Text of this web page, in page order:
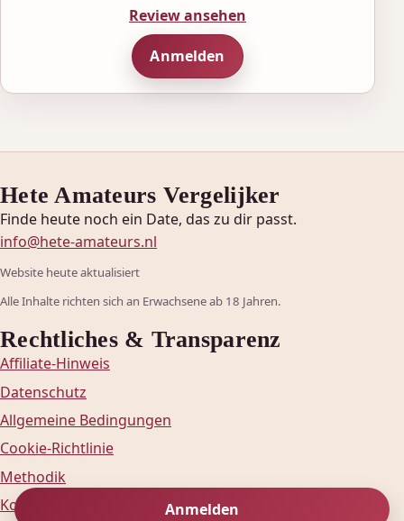
Review ansehen
Anmelden
Anmelden
Hete Amateurs Vergelijker
Finde heute noch ein Date, das zu dir passt.
info@hete-amateurs.nl
Website heute aktualisiert
Alle Inhalte richten sich an Erwachsene ab 18 Jahren.
Rechtliches & Transparenz
Affiliate-Hinweis
Datenschutz
Allgemeine Bedingungen
Cookie-Richtlinie
Methodik
Kontakt